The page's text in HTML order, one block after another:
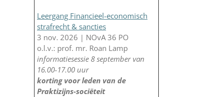
Leergang Financieel-economisch
strafrecht & sancties
3 nov. 2026 | NOvA 36 PO
o.l.v.: prof. mr. Roan Lamp
informatiesessie 8 september van
16.00-17.00 uur
korting voor leden van de
Praktizijns-sociëteit